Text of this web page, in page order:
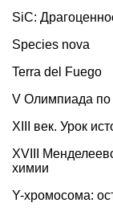
SiC:
Species nova
Terra del Fuego
V Олимпиада по
XIII век. Урок
XVIII
химии
Y-хромосома: